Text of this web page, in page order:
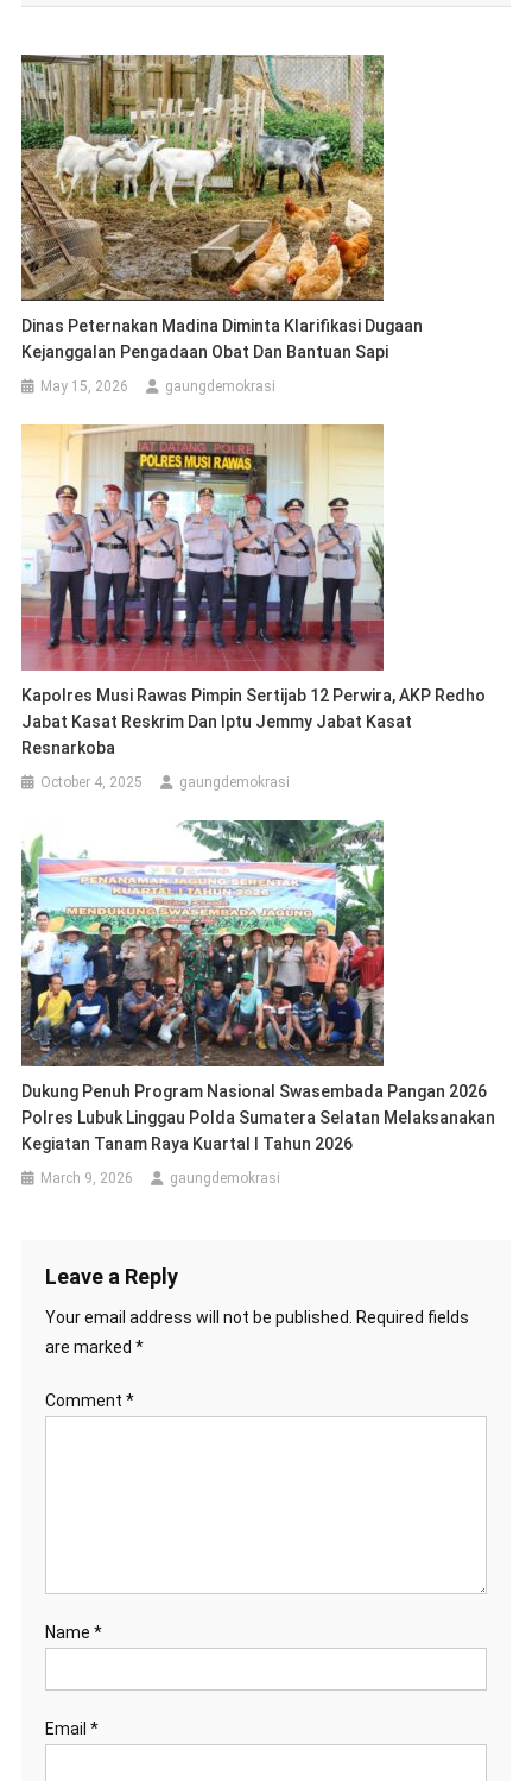
Dinas Peternakan Madina Diminta Klarifikasi Dugaan
Kejanggalan Pengadaan Obat Dan Bantuan Sapi
May 15, 2026 gaungdemokrasi
Kapolres Musi Rawas Pimpin Sertijab 12 Perwira, AKP Redho
Jabat Kasat Reskrim Dan Iptu Jemmy Jabat Kasat
Resnarkoba
October 4, 2025 gaungdemokrasi
Dukung Penuh Program Nasional Swasembada Pangan 2026
Polres Lubuk Linggau Polda Sumatera Selatan Melaksanakan
Kegiatan Tanam Raya Kuartal I Tahun 2026
March 9, 2026 gaungdemokrasi
Leave a Reply
Your email address will not be published. Required fields
are marked *
Comment *
Name *
Email *